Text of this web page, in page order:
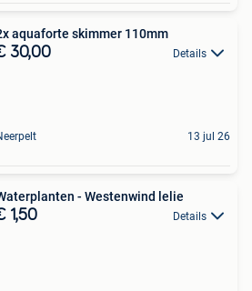
aquaforte skimmer 110mm
30,00 Details
13 jul 26
- Westenwind lelie
1,50 Details